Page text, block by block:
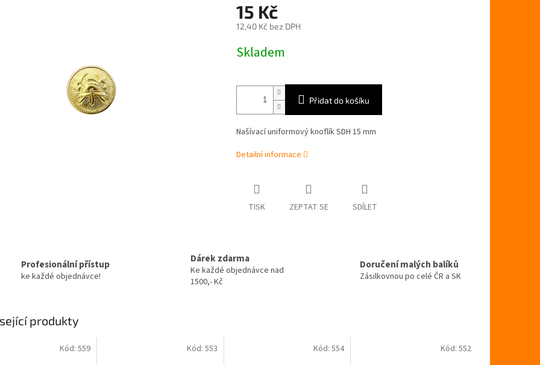
15 Kč
12,40 Kč bez DPH
cena:
Skladem
Přidat do košíku
Našívací uniformový knoflík SDH 15 mm
Detailní informace
TISK ZEPTAT SE SDÍLET
Profesionální přístup
ke každé objednávce!
Dárek zdarma
Ke každé objednávce nad
1500,- Kč
Doručení malých balíků
Zásilkovnou po celé ČR a SK
produkty
Kód: 559 Kód: 553 Kód:554 Kód: 552